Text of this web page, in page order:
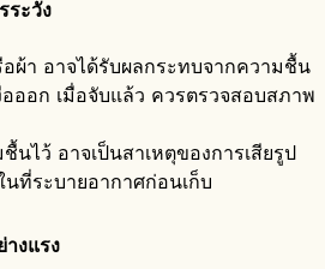
ระวัง
ผ้า อาจได้รับผลกระทบจากความชื้น
ออก เมื่อจับแล้ว ควรตรวจสอบสภาพ
ไว้ อาจเป็นสาเหตุของการเสียรูป
ที่ระบายอากาศก่อนเก็บ
างแรง